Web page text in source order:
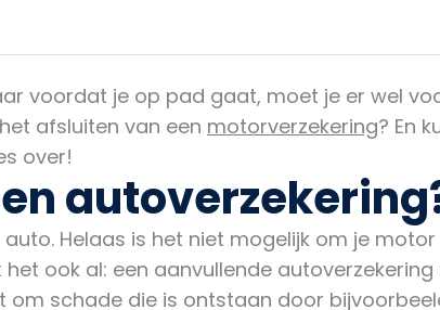
voordat je op pad gaat, moet je er wel
afsluiten van een motorverzekering? En
over!
Helaas is het niet mogelijk om je
ook al: een aanvullende autoverzekering
om schade die is ontstaan door